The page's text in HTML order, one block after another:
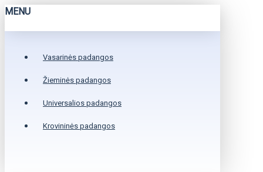
MENU
Vasarinės padangos
Žieminės padangos
Universalios padangos
Krovininės padangos